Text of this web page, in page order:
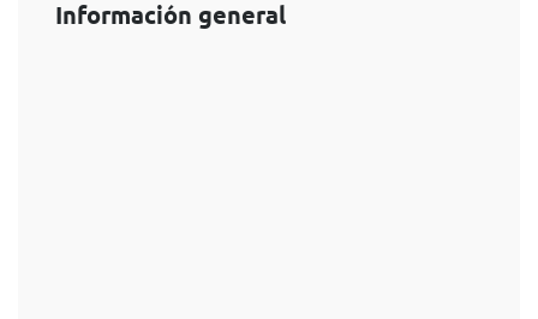
Información general